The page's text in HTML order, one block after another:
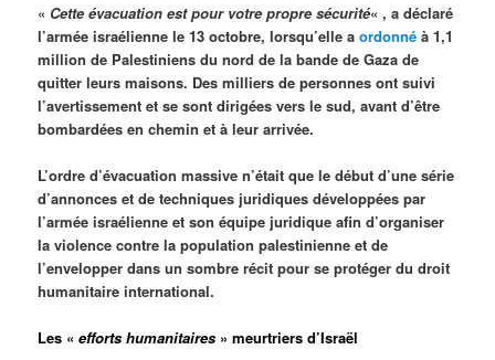
« Cette évacuation est pour votre propre sécurité« , a déclaré
l’armée israélienne le 13 octobre, lorsqu’elle aordonné à 1,1
million de Palestiniens du nord de la bande de Gaza de
quitter leurs maisons. Des milliers de personnes ont suivi
l’avertissement et se sont dirigées vers le sud, avant d’être
bombardées en chemin et à leur arrivée.
L’ordre d’évacuation massive n’était que le début d’une série
d’annonces et de techniques juridiques développées par
l’armée israélienne et son équipe juridique afin d’organiser
la violence contre la population palestinienne et de
l’envelopper dans un sombre récit pour se protéger du droit
humanitaire international.
Les «efforts humanitaires » meurtriers d’Israël